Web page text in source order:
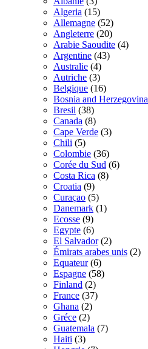
Algeria (15)
Allemagne (52)
Angleterre (20)
Arabie Saoudite (4)
Argentine (43)
Australie (4)
Autriche (3)
Belgique (16)
Bosnia and Herzegovina
Bresil (38)
Canada (8)
Cape Verde (3)
Chili (5)
Colombie (36)
Corée du Sud (6)
Costa Rica (8)
Croatia (9)
Curaçao (5)
Danemark (1)
Ecosse (9)
Egypte (6)
El Salvador (2)
Émirats arabes unis (2)
Equateur (6)
Espagne (58)
Finland (2)
France (37)
Ghana (2)
Gréce (2)
Guatemala (7)
Haiti (3)